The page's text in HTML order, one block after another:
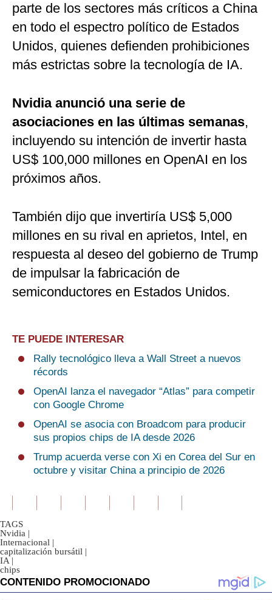
parte de los sectores más críticos a China
en todo el espectro político de Estados
Unidos, quienes defienden prohibiciones
más estrictas sobre la tecnología de IA.
Nvidia anunció una serie de
asociaciones en las últimas semanas,
incluyendo su intención de invertir hasta
US$ 100,000 millones en OpenAI en los
próximos años.
También dijo que invertiría US$ 5,000
millones en su rival en aprietos, Intel, en
respuesta al deseo del gobierno de Trump
de impulsar la fabricación de
semiconductores en Estados Unidos.
TE PUEDE INTERESAR
Rally tecnológico lleva a Wall Street a nuevos
récords
OpenAI lanza el navegador “Atlas” para competir
con Google Chrome
OpenAI se asocia con Broadcom para producir
sus propios chips de IA desde 2026
Trump acuerda verse con Xi en Corea del Sur en
octubre y visitar China a principio de 2026
TAGS
Nvidia |
Internacional |
capitalización bursátil |
IA |
chips